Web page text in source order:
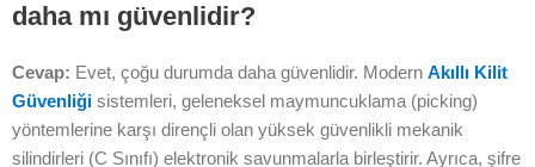
daha mı güvenlidir?
Cevap: Evet, çoğu durumda daha güvenlidir. Modern Akıllı Kilit
Güvenliği sistemleri, geleneksel maymuncuklama (picking)
yöntemlerine karşı dirençli olan yüksek güvenlikli mekanik
silindirleri (C Sınıfı) elektronik savunmalarla birleştirir. Ayrıca, şifre